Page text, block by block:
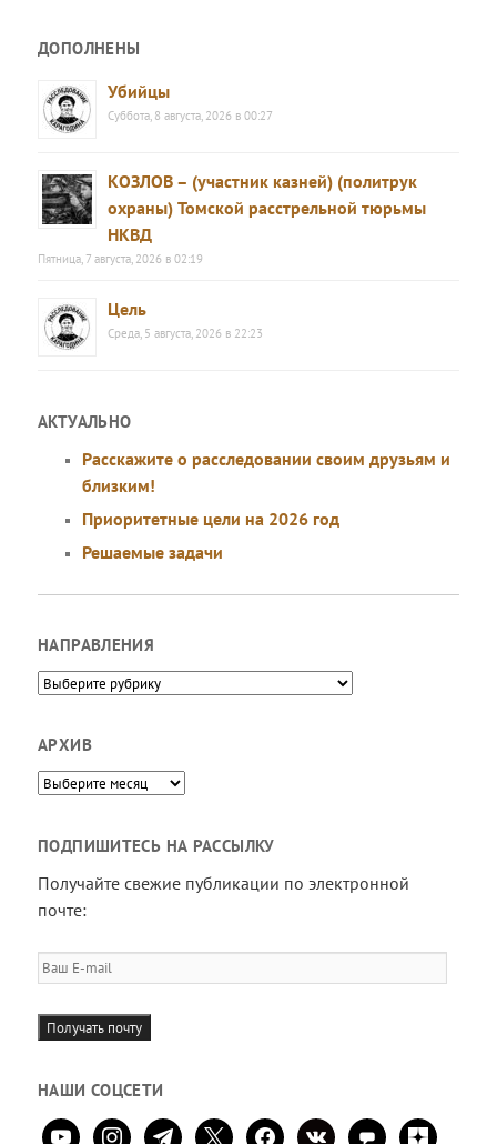
ДОПОЛНЕНЫ
Убийцы
Суббота, 8 августа, 2026 в 00:27
КОЗЛОВ – (участник казней) (политрук
охраны) Томской расстрельной тюрьмы
НКВД
Пятница, 7 августа, 2026 в 02:19
Цель
Среда, 5 августа, 2026 в 22:23
АКТУАЛЬНО
Расскажите о расследовании своим друзьям и
близким!
Приоритетные цели на 2026 год
Решаемые задачи
НАПРАВЛЕНИЯ
Направления
АРХИВ
Архив
ПОДПИШИТЕСЬ НА РАССЫЛКУ
Получайте свежие публикации по электронной
почте:
Ваш
E-
mail
Получать почту
НАШИ СОЦСЕТИ
youtubeinstagramtelegram
x facebookvkontaktecomment
zen-